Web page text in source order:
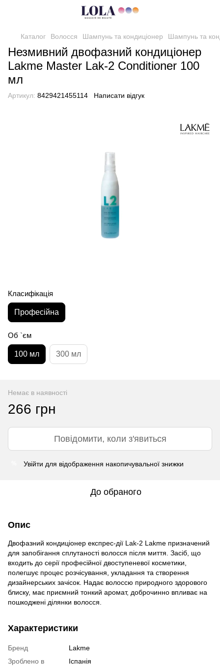
Каталог Волосся Шампунь та кондиціонер Шампунь та
Незмивний двофазний кондиціонер
Lakme Master Lak-2 Conditioner 100
мл
Артикул: 8429421455114 Написати відгук
Класифікація
Професійна
Об `єм
100 мл 300 мл
Немає в наявності
266 грн
Повідомити, коли з'явиться
Увійти для відображення накопичувальної знижки
До обраного
Опис
Двофазний кондиціонер експрес-дії Lak-2 Lakme призначений
для запобігання сплутаності волосся після миття. Засіб, що
входить до серії професійної двоступеневої косметики,
полегшує процес розчісування, укладання та створення
дизайнерських зачісок. Надає волоссю природного здорового
блиску, має приємний тонкий аромат, доброчинно впливає на
пошкоджені ділянки волосся.
Характеристики
Бренд
Lakme
Зроблено в
Іспанія